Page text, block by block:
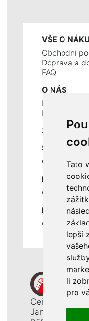
Tato
lepší
li
pro
VŠE O
Obchodní
Doprava a
FAQ
O NÁS
Kontakty
Historie a
ZÁKLADNÍ
SLUŽBY
Ceník
DŮLEŽITÉ
Ochrana
RYCHLÉ
Odstoupení
Ceiba, s. r. o.
Jana Opletala